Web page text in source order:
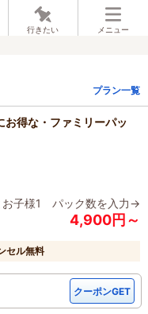
行きたい メニュー
プラン一覧
お得な・ファミリーパッ
お子様1 パック数を入力→
4,900円～
セル無料
クーポンGET